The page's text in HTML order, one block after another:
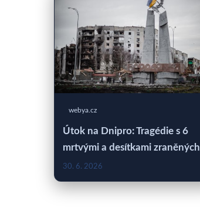
webya.cz
Útok na Dnipro: Tragédie s 6
mrtvými a desítkami zraněných
30. 6. 2026